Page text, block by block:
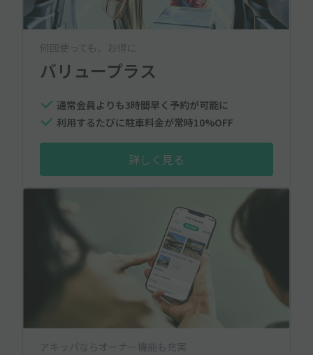
何回使っても、お得に
バリュープラス
通常会員よりも3時間早く予約が可能に
利用するたびに駐車料金が常時10%OFF
詳しく見る
アキッパならオーナー機能も充実